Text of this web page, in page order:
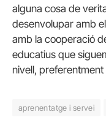
alguna cosa de
desenvolupar amb
amb la cooperació
educatius que
nivell,
aprenentatge i servei